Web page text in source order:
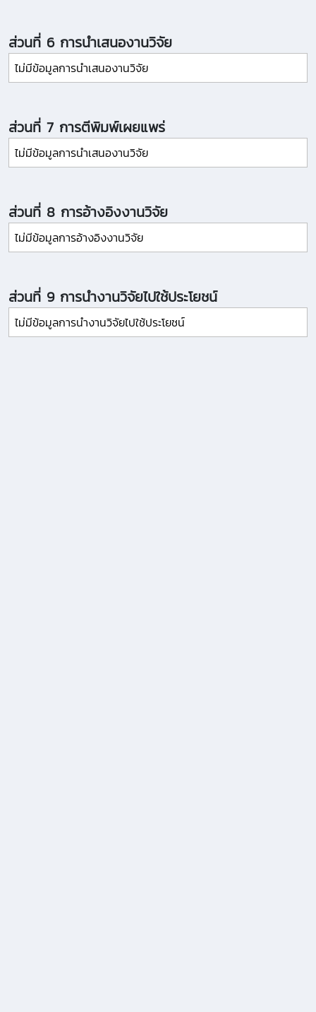
ส่วนที่ 6 การนำเสนองานวิจัย
ไม่มีข้อมูลการนำเสนองานวิจัย
ส่วนที่ 7 การตีพิมพ์เผยแพร่
ไม่มีข้อมูลการนำเสนองานวิจัย
ส่วนที่ 8 การอ้างอิงงานวิจัย
ไม่มีข้อมูลการอ้างอิงงานวิจัย
ส่วนที่ 9 การนำงานวิจัยไปใช้ประโยชน์
ไม่มีข้อมูลการนำงานวิจัยไปใช้ประโยชน์